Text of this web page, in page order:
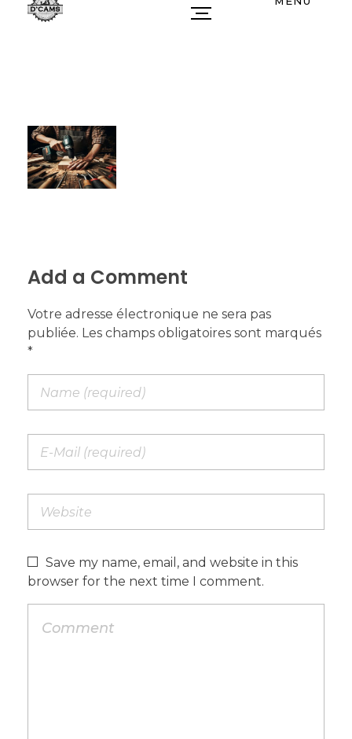
Add a Comment
Votre adresse électronique ne sera pas
publiée. Les champs obligatoires sont marqués
*
Save my name, email, and website in this
browser for the next time I comment.